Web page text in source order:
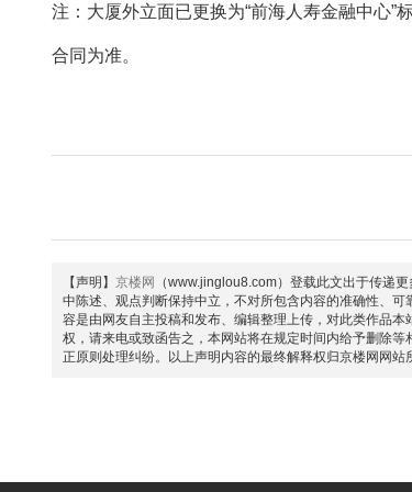
注‌：大厦外立面已更换为“前海人寿金融中心”
合同为准。
【声明】 京楼网
（www.jinglou8.com）登载此文出于传递
中陈述、观点判断保持中立，不对所包含内容的准确性、
容是由网友自主投稿和发布、编辑整理上传，对此类作品
权，请来电或致函告之，本网站将在规定时间内给予删除
正原则处理纠纷。以上声明内容的最终解释权归京楼网网站